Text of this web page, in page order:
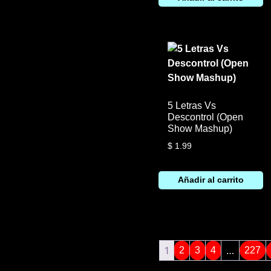
5 Letras Vs
Descontrol (Open
Show Mashup)
$1.99
Añadir al carrito
1 2 3 4 … 227